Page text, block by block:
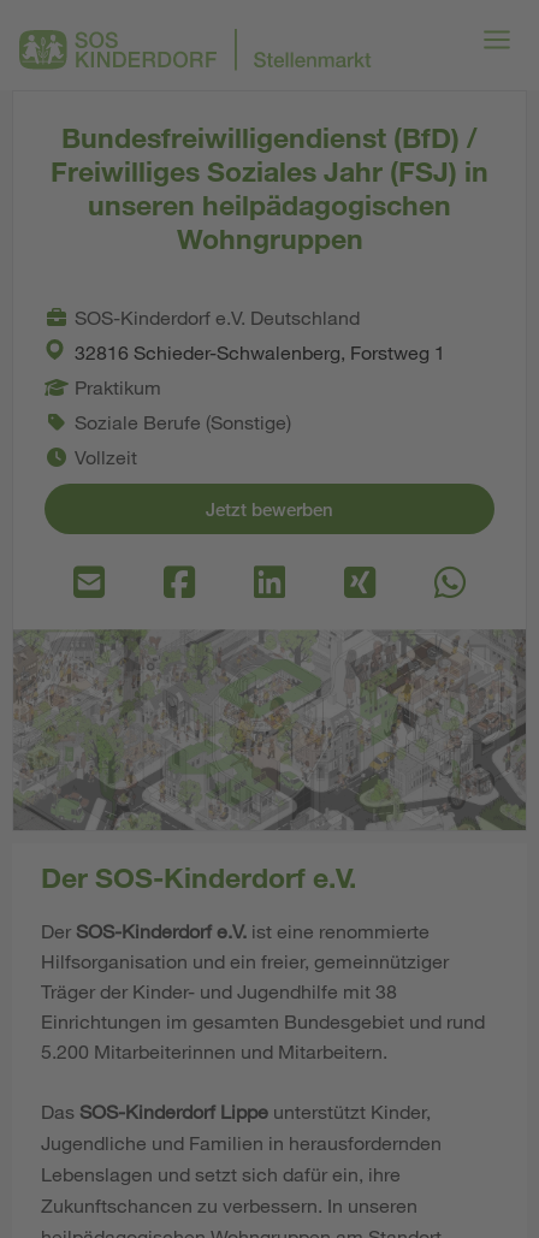
Bundesfreiwilligendienst (BfD) /
Freiwilliges Soziales Jahr (FSJ) in
unseren heilpädagogischen
Wohngruppen
SOS-Kinderdorf e.V. Deutschland
32816 Schieder-Schwalenberg, Forstweg 1
Praktikum
Soziale Berufe (Sonstige)
Vollzeit
Jetzt bewerben
Der SOS-Kinderdorf e.V.
Der SOS-Kinderdorf e.V. ist eine renommierte
Hilfsorganisation und ein freier, gemeinnütziger
Träger der Kinder- und Jugendhilfe mit 38
Einrichtungen im gesamten Bundesgebiet und rund
5.200 Mitarbeiterinnen und Mitarbeitern.
Das SOS-Kinderdorf Lippe unterstützt Kinder,
Jugendliche und Familien in herausfordernden
Lebenslagen und setzt sich dafür ein, ihre
Zukunftschancen zu verbessern. In unseren